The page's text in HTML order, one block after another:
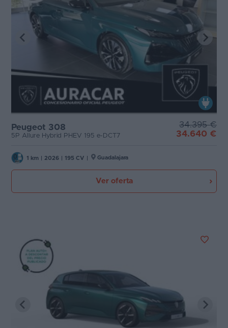
Peugeot 308
5P Allure Hybrid PHEV 195 e-DCT7
34.395 €
34.640 €
1 km 2026 195 CV Guadalajara
Ver oferta